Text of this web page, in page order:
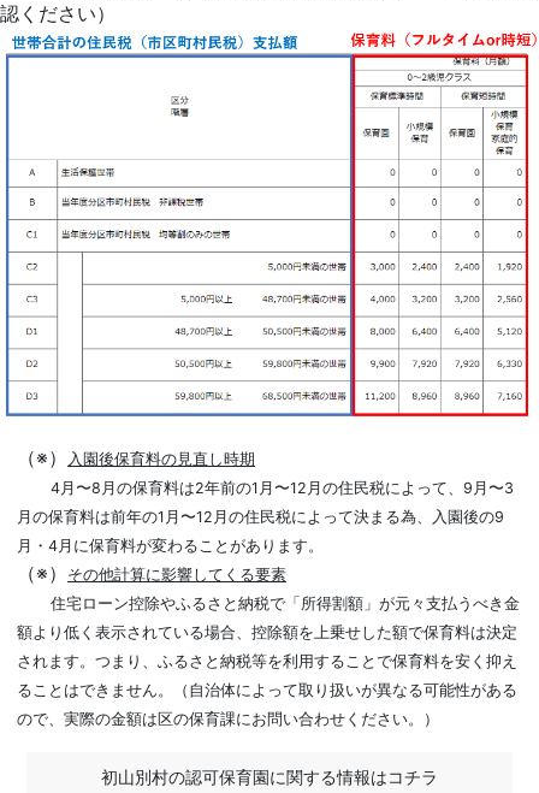
認ください）
（※）
入園後保育料の見直し時期
4月〜8月の保育料は2年前の1月〜12月の住民税によって、9月〜3
月の保育料は前年の1月〜12月の住民税によって決まる為、入園後の9
月・4月に保育料が変わることがあります。
（※）
その他計算に影響してくる要素
住宅ローン控除やふるさと納税で「所得割額」が元々支払うべき金
額より低く表示されている場合、控除額を上乗せした額で保育料は決定
されます。つまり、ふるさと納税等を利用することで保育料を安く抑え
ることはできません。（自治体によって取り扱いが異なる可能性がある
ので、実際の金額は区の保育課にお問い合わせください。）
初山別村の認可保育園に関する情報はコチラ